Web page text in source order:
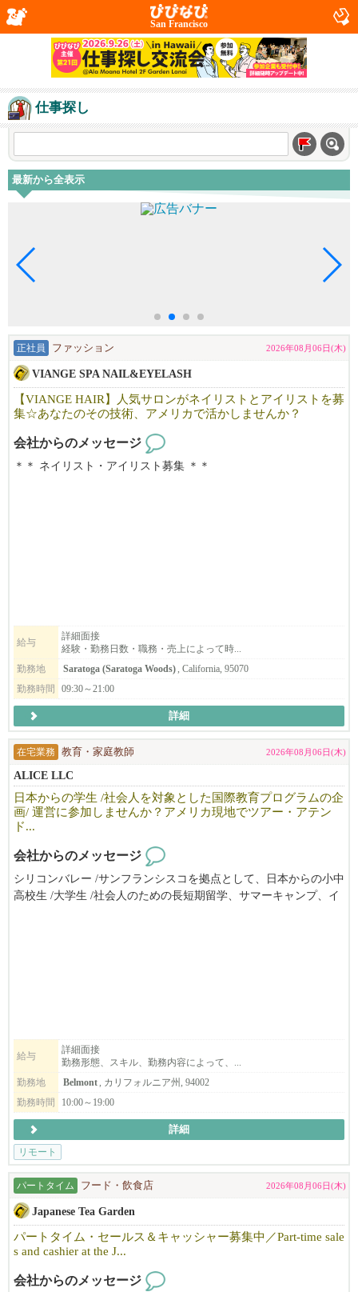
San Francisco
仕事探し
最新から全表示
正社員 ファッション 2026年08月06日(木)
VIANGE SPA NAIL&EYELASH
【VIANGE HAIR】人気サロンがネイリストとアイリストを募
集☆あなたのその技術、アメリカで活かしませんか？
会社からのメッセージ
＊＊ ネイリスト・アイリスト募集 ＊＊
働き方に合わせてフレックスに対応できるのが弊社の特徴です。
まずはお気軽にご連絡下さい。ご応募お待ちしております。
給与
詳細面接
経験・勤務日数・職務・売上によって時...
勤務地
Saratoga (Saratoga Woods), California, 95070
勤務時間
09:30～21:00
詳細
在宅業務 教育・家庭教師 2026年08月06日(木)
ALICE LLC
日本からの学生 /社会人を対象とした国際教育プログラムの企
画/ 運営に参加しませんか？アメリカ現地でツアー・アテン
ド...
会社からのメッセージ
シリコンバレー /サンフランシスコを拠点として、日本からの小中
高校生 /大学生 /社会人のための長短期留学、サマーキャンプ、イ
は在住経験のある方も歓迎、日本からでもリモートでお仕事して
頂けます。
給与
詳細面接
勤務形態、スキル、勤務内容によって、...
勤務地
Belmont
, カリフォルニア州, 94002
勤務時間
10:00～19:00
詳細
リモート
パートタイム フード・飲食店 2026年08月06日(木)
Japanese Tea Garden
パートタイム・セールス＆キャッシャー募集中／Part-time sale
s and cashier at the J...
会社からのメッセージ